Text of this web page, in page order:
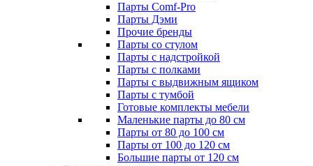
Парты Comf-Pro
Парты Дэми
Прочие бренды
Парты со стулом
Парты с надстройкой
Парты с полками
Парты с выдвижным ящиком
Парты с тумбой
Готовые комплекты мебели
Маленькие парты до 80 см
Парты от 80 до 100 см
Парты от 100 до 120 см
Большие парты от 120 см